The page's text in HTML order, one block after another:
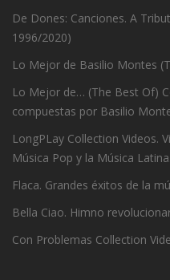
De Dones: Canciones. A
1996/2020)
Lo Mejor de Basilio Montes
Lo Mejor de… (The Best Of)
compuestas por Basilio
LongPLay Collection Videos.
Música Pop y la Música Latina.
Flaca. Grandes éxitos de la
Bella Ciao. Himno
Con Problemas Collection